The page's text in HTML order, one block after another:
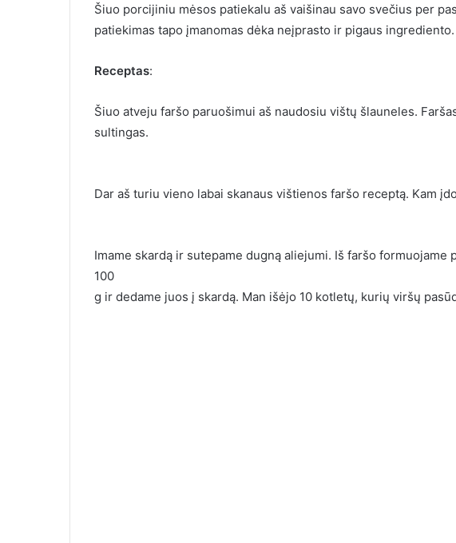
Šiuo porcijiniu mėsos patiekalu aš vaišinau savo svečius per
patiekimas tapo įmanomas dėka neįprasto ir pigaus
Receptas:
Šiuo atveju faršo paruošimui aš naudosiu vištų šlauneles.
sultingas.
Dar aš turiu vieno labai skanaus vištienos faršo receptą. Kam
Imame skardą ir sutepame dugną aliejumi. Iš faršo
100
g ir dedame juos į skardą. Man išėjo 10 kotletų, kurių viršų